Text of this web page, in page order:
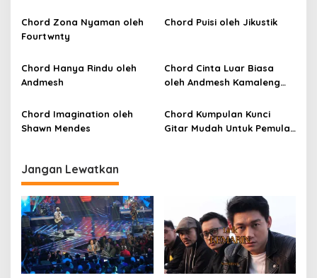
p
o
s
Chord Zona Nyaman oleh
Fourtwnty
Chord Puisi oleh Jikustik
Chord Hanya Rindu oleh
Andmesh
Chord Cinta Luar Biasa
oleh Andmesh Kamaleng
SKA)
Chord Imagination oleh
Shawn Mendes
Chord Kumpulan Kunci
Gitar Mudah Untuk Pemula
Jangan Lewatkan